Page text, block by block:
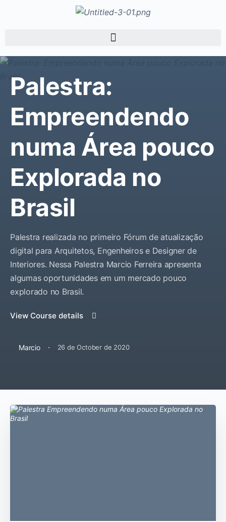
Palestra:
Empreendendo
numa Área pouco
Explorada no
Brasil
Palestra realizada no primeiro Fórum de atualização
digital para Arquitetos, Engenheiros e Designer de
Interiores. Nessa Palestra Marcio Ferreira apresenta
algumas oportunidades em um mercado pouco
explorado no Brasil.
View Course details
Marcio · 26 de October de 2020